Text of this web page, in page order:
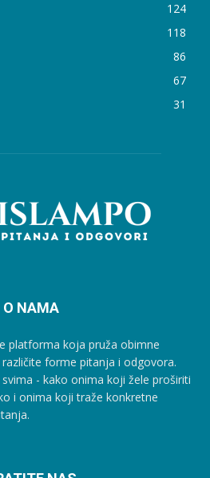
124
118
86
67
31
O NAMA
platforma koja pruža obimne
forme pitanja i odgovora.
- kako onima koji žele proširiti
i onima koji traže konkretne